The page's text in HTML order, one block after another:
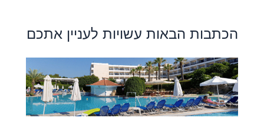
הכתבות הבאות עשויות לעניין אתכם